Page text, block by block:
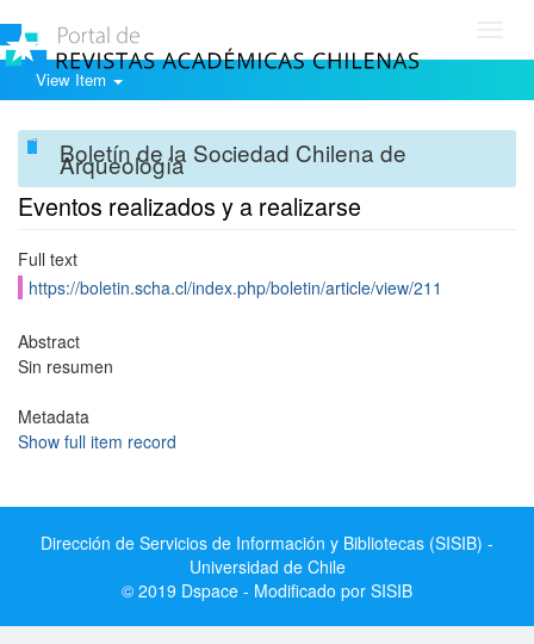
View Item
Boletín de la Sociedad Chilena de
Arqueología
Eventos realizados y a realizarse
Full text
https://boletin.scha.cl/index.php/boletin/article/view/211
Abstract
Sin resumen
Metadata
Show full item record
Dirección de Servicios de Información y Bibliotecas (SISIB) -
Universidad de Chile
© 2019 Dspace - Modificado por SISIB